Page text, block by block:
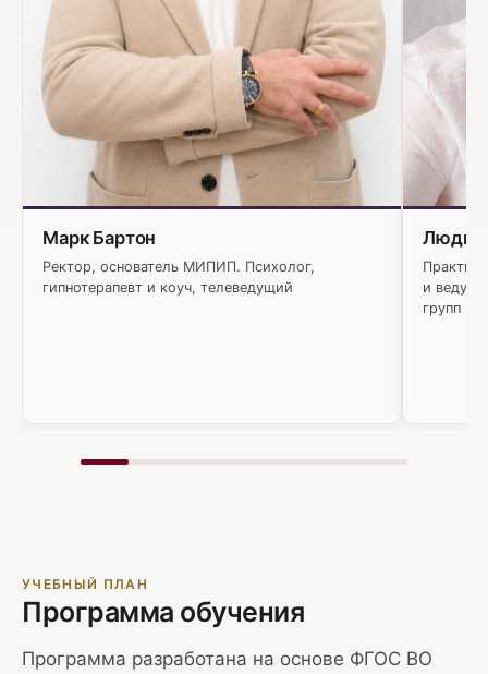
Марк Бартон
Ректор, основатель МИПИП. Психолог,
гипнотерапевт и коуч, телеведущий
и
групп и
УЧЕБНЫЙ ПЛАН
Программа обучения
Программа разработана на основе ФГОС ВО